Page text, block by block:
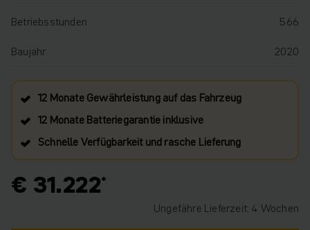
Betriebsstunden
566
Baujahr
2020
12 Monate Gewährleistung auf das Fahrzeug
12 Monate Batteriegarantie inklusive
Schnelle Verfügbarkeit und rasche Lieferung
€ 31.222
Ungefähre Lieferzeit: 4 Wochen